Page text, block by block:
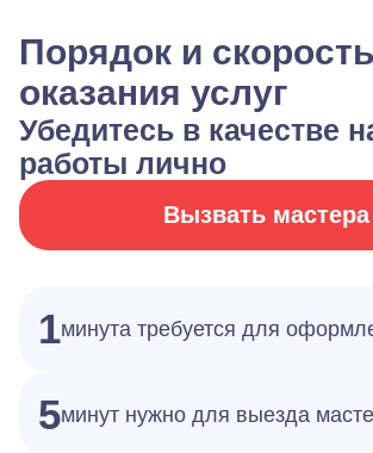
Порядок и скорость
оказания услуг
Убедитесь в качестве
работы лично
Вызвать мастера
1минута требуется для
5минут нужно для выезда